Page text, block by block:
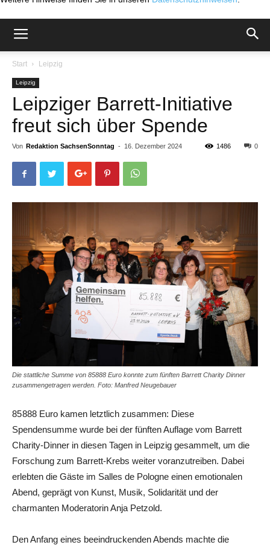
Start Leipzig
Leipzig
Leipziger Barrett-Initiative
freut sich über Spende
Von Redaktion SachsenSonntag - 16. Dezember 2024 0
1486
Die stattliche Summe von 85888 Euro konnte zum fünften Barrett Charity Dinner
zusammengetragen werden. Foto: Manfred Neugebauer
85 888 Euro kamen letztlich zusammen: Diese
Spendensumme wurde bei der fünften Auflage vom Barrett
Charity-Dinner in diesen Tagen in Leipzig gesammelt, um die
Forschung zum Barrett-Krebs weiter voranzutreiben. Dabei
erlebten die Gäste im Salles de Pologne einen emotionalen
Abend, geprägt von Kunst, Musik, Solidarität und der
charmanten Moderatorin Anja Petzold.
Den Anfang eines beeindruckenden Abends machte die